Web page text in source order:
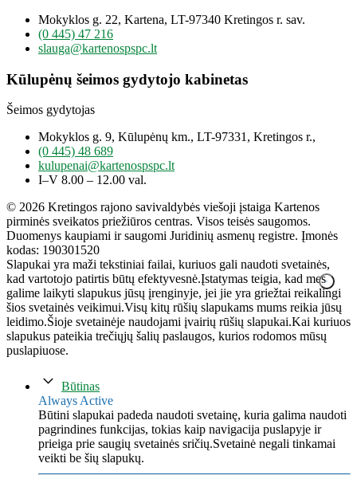
Mokyklos g. 22, Kartena, LT-97340 Kretingos r. sav.
(0 445) 47 216
slauga@kartenospspc.lt
Kūlupėnų šeimos gydytojo kabinetas
Šeimos gydytojas
Mokyklos g. 9, Kūlupėnų km., LT-97331, Kretingos r.,
(0 445) 48 689
kulupenai@kartenospspc.lt
I–V 8.00 – 12.00 val.
© 2026 Kretingos rajono savivaldybės viešoji įstaiga Kartenos
pirminės sveikatos priežiūros centras. Visos teisės saugomos.
Duomenys kaupiami ir saugomi Juridinių asmenų registre. Įmonės
kodas: 190301520
Slapukai yra maži tekstiniai failai, kuriuos gali naudoti svetainės,
kad vartotojo patirtis būtų efektyvesnė.Įstatymas teigia, kad mes
galime laikyti slapukus jūsų įrenginyje, jei jie yra griežtai reikalingi
šios svetainės veikimui.Visų kitų rūšių slapukams mums reikia jūsų
leidimo.Šioje svetainėje naudojami įvairių rūšių slapukai.Kai kuriuos
slapukus pateikia trečiųjų šalių paslaugos, kurios rodomos mūsų
puslapiuose.
Būtinas
Always Active
Būtini slapukai padeda naudoti svetainę, kuria galima naudoti
pagrindines funkcijas, tokias kaip navigacija puslapyje ir
prieiga prie saugių svetainės sričių.Svetainė negali tinkamai
veikti be šių slapukų.